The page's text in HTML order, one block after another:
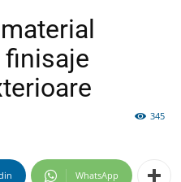
345
WhatsApp